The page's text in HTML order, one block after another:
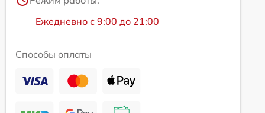
Ежедневно с 9:00 до 21:00
Способы оплаты